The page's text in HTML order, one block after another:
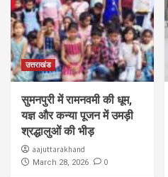
उत्तराखंड
सुमनपुरी में रामनवमी की धूम,
यज्ञ और कन्या पूजन में उमड़ी
श्रद्धालुओं की भीड़
aajuttarakhand
March 28, 2026 0